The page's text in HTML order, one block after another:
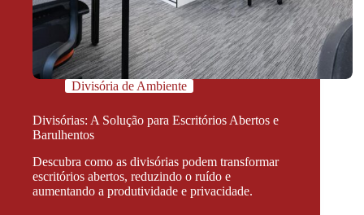
Divisória de Ambiente
Divisórias: A Solução para Escritórios Abertos e
Barulhentos
Descubra como as divisórias podem transformar
escritórios abertos, reduzindo o ruído e
aumentando a produtividade e privacidade.